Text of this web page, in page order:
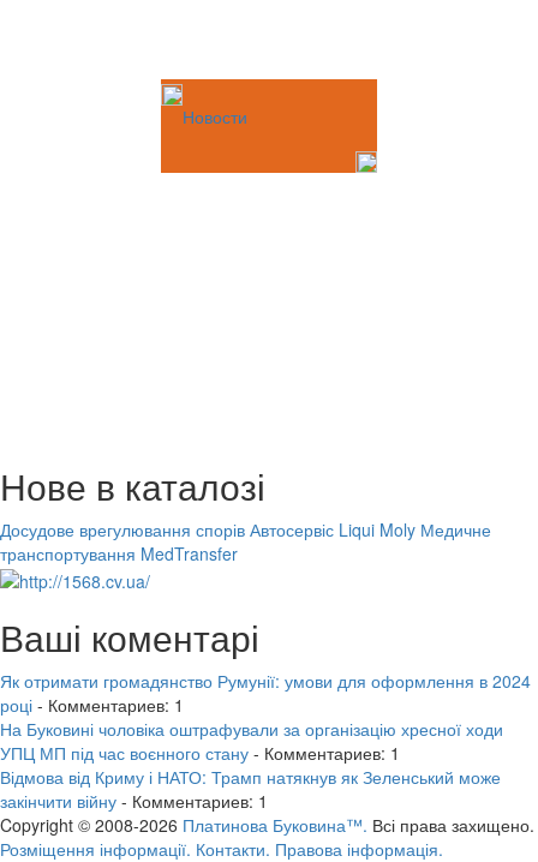
Новости
Нове в каталозі
Досудове врегулювання спорів Автосервіс Liqui Moly Медичне
транспортування MedTransfer
Ваші коментарі
Як отримати громадянство Румунії: умови для оформлення в 2024
році - Комментариев: 1
На Буковині чоловіка оштрафували за організацію хресної ходи
УПЦ МП під час воєнного стану - Комментариев: 1
Відмова від Криму і НАТО: Трамп натякнув як Зеленський може
закінчити війну - Комментариев: 1
Copyright © 2008-2026 Платинова Буковина™. Всі права захищено.
Розміщення інформації. Контакти. Правова інформація.